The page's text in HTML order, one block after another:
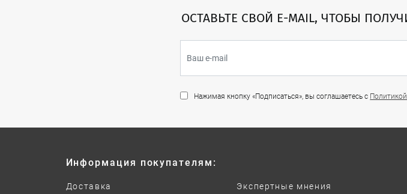
ОСТАВЬТЕ СВОЙ E-MAIL, ЧТОБЫ
Нажимая кнопку «Подписаться», вы соглашаетесь с
Информация покупателям:
Доставка Экспертные мнения